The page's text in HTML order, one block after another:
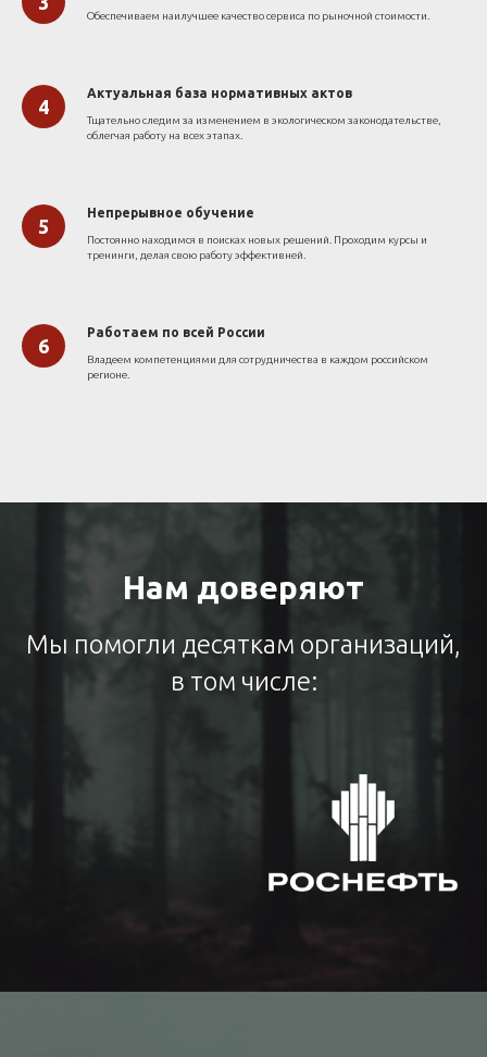
Обеспечиваем наилучшее качество сервиса по рыночной стоимости.
Актуальная база нормативных актов
Тщательно следим за изменением в экологическом законодательстве,
облегчая работу на всех этапах.
Непрерывное обучение
Постоянно находимся в поисках новых решений. Проходим курсы и
тренинги, делая свою работу эффективней.
Работаем по всей России
Владеем компетенциями для сотрудничества в каждом российском
регионе.
Нам доверяют
Мы помогли десяткам организаций,
в том числе: